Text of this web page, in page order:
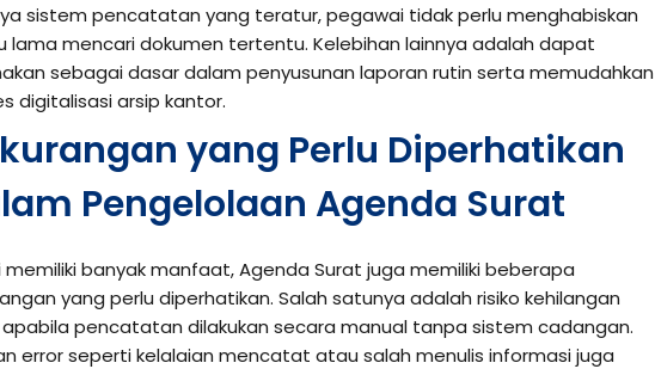
sistem pencatatan yang teratur, pegawai tidak perlu menghabiskan
lama mencari dokumen tertentu. Kelebihan lainnya adalah dapat
sebagai dasar dalam penyusunan laporan rutin serta memudahkan
digitalisasi arsip kantor.
yang Perlu Diperhatikan
Pengelolaan Agenda Surat
memiliki banyak manfaat, Agenda Surat juga memiliki beberapa
yang perlu diperhatikan. Salah satunya adalah risiko kehilangan
pencatatan dilakukan secara manual tanpa sistem cadangan.
error seperti kelalaian mencatat atau salah menulis informasi juga